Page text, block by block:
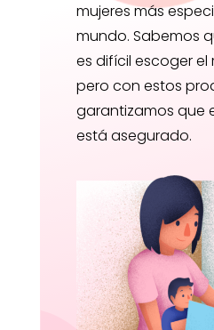
mujeres más
mundo. Sabemos
es difícil escoger el
pero con estos
garantizamos que
está asegurado.